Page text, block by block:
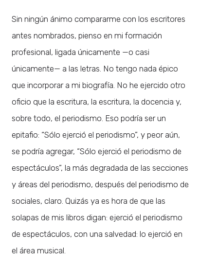
Sin ningún ánimo compararme con los escritores
antes nombrados, pienso en mi formación
profesional, ligada únicamente —o casi
únicamente— a las letras. No tengo nada épico
que incorporar a mi biografía. No he ejercido otro
oficio que la escritura, la escritura, la docencia y,
sobre todo, el periodismo. Eso podría ser un
epitafio: “Sólo ejerció el periodismo”, y peor aún,
se podría agregar, “Sólo ejerció el periodismo de
espectáculos”, la más degradada de las secciones
y áreas del periodismo, después del periodismo de
sociales, claro. Quizás ya es hora de que las
solapas de mis libros digan: ejerció el periodismo
de espectáculos, con una salvedad: lo ejerció en
el área musical.